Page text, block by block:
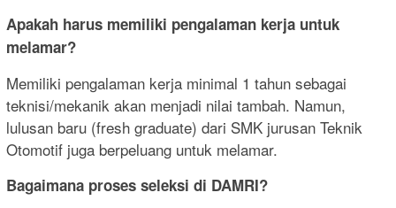
Apakah harus memiliki pengalaman kerja untuk
melamar?
Memiliki pengalaman kerja minimal 1 tahun sebagai
teknisi/mekanik akan menjadi nilai tambah. Namun,
lulusan baru (fresh graduate) dari SMK jurusan Teknik
Otomotif juga berpeluang untuk melamar.
Bagaimana proses seleksi di DAMRI?